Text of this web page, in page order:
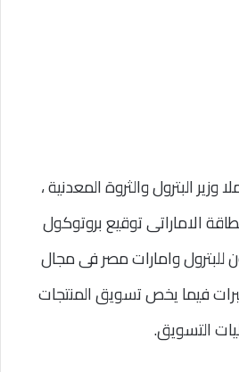
البترول والثروة المعدنية ،
الاماراتى توقيع بروتوكول
للبترول وامارات مصر فى مجال
فيما يخص تسويق المنتجات
التسويق.